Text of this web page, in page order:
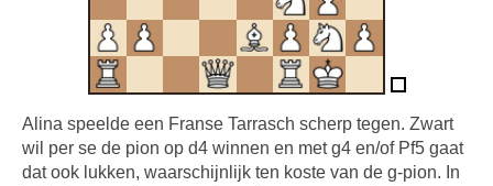
Alina speelde een Franse Tarrasch scherp tegen. Zwart
wil per se de pion op d4 winnen en met g4 en/of Pf5 gaat
dat ook lukken, waarschijnlijk ten koste van de g-pion. In